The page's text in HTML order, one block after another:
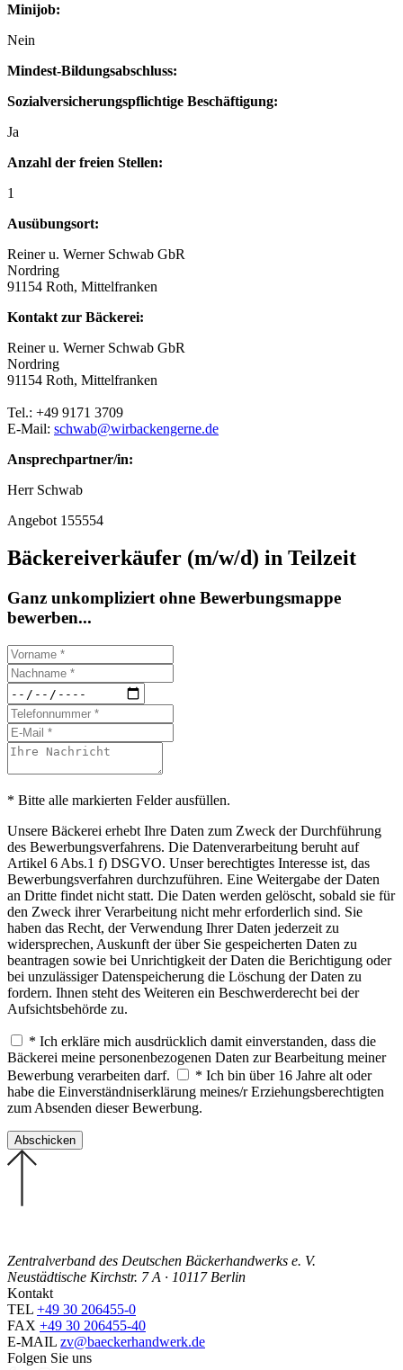
Minijob:
Nein
Mindest-Bildungsabschluss:
Sozialversicherungspflichtige Beschäftigung:
Ja
Anzahl der freien Stellen:
1
Ausübungsort:
Reiner u. Werner Schwab GbR
Nordring
91154 Roth, Mittelfranken
Kontakt zur Bäckerei:
Reiner u. Werner Schwab GbR
Nordring
91154 Roth, Mittelfranken
Tel.: +49 9171 3709
E-Mail: schwab@wirbackengerne.de
Ansprechpartner/in:
Herr Schwab
Angebot 155554
Bäckereiverkäufer (m/w/d) in Teilzeit
Ganz unkompliziert ohne Bewerbungsmappe
bewerben...
* Bitte alle markierten Felder ausfüllen.
Unsere Bäckerei erhebt Ihre Daten zum Zweck der Durchführung
des Bewerbungsverfahrens. Die Datenverarbeitung beruht auf
Artikel 6 Abs.1 f) DSGVO. Unser berechtigtes Interesse ist, das
Bewerbungsverfahren durchzuführen. Eine Weitergabe der Daten
an Dritte findet nicht statt. Die Daten werden gelöscht, sobald sie für
den Zweck ihrer Verarbeitung nicht mehr erforderlich sind. Sie
haben das Recht, der Verwendung Ihrer Daten jederzeit zu
widersprechen, Auskunft der über Sie gespeicherten Daten zu
beantragen sowie bei Unrichtigkeit der Daten die Berichtigung oder
bei unzulässiger Datenspeicherung die Löschung der Daten zu
fordern. Ihnen steht des Weiteren ein Beschwerderecht bei der
Aufsichtsbehörde zu.
* Ich erkläre mich ausdrücklich damit einverstanden, dass die
Bäckerei meine personenbezogenen Daten zur Bearbeitung meiner
Bewerbung verarbeiten darf.
* Ich bin über 16 Jahre alt oder
habe die Einverständniserklärung meines/r Erziehungsberechtigten
zum Absenden dieser Bewerbung.
Zentralverband des Deutschen Bäckerhandwerks e. V.
Neustädtische Kirchstr. 7 A · 10117 Berlin
Kontakt
TEL +49 30 206455-0
FAX +49 30 206455-40
E-MAIL zv@baeckerhandwerk.de
Folgen Sie uns